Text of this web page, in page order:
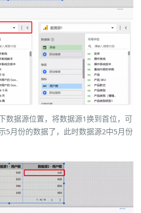
数据源位置，将数据源1换到首位，可
5月份的数据了，此时数据源2中5月份